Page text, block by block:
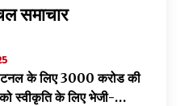
समाचार
टनल के लिए 3000 करोड की
स्वीकृति के लिए भेजी-